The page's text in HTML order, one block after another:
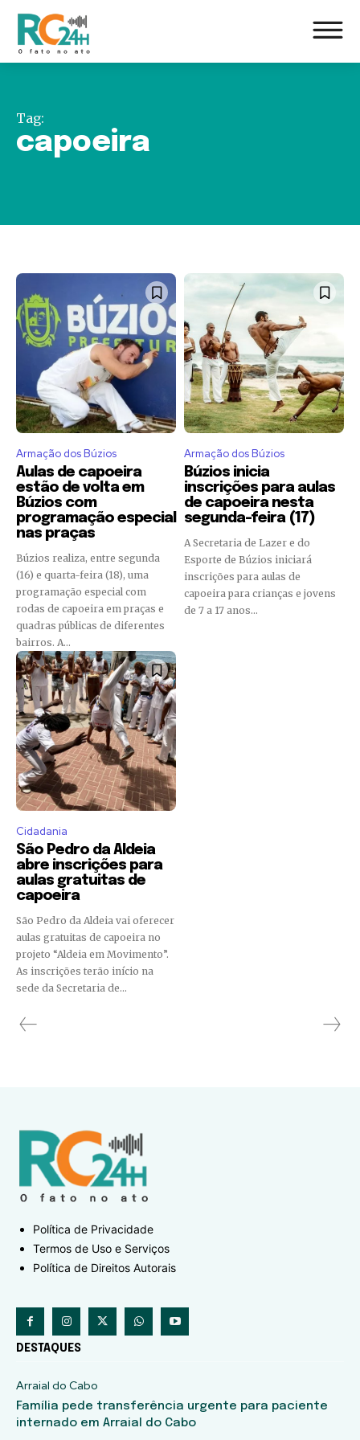
Tag:
capoeira
Armação dos Búzios
Aulas de capoeira
estão de volta em
Búzios com
programação especial
nas praças
Búzios realiza, entre segunda
(16) e quarta-feira (18), uma
programação especial com
rodas de capoeira em praças e
quadras públicas de diferentes
bairros. A...
Armação dos Búzios
Búzios inicia
inscrições para aulas
de capoeira nesta
segunda-feira (17)
A Secretaria de Lazer e do
Esporte de Búzios iniciará
inscrições para aulas de
capoeira para crianças e jovens
de 7 a 17 anos...
Cidadania
São Pedro da Aldeia
abre inscrições para
aulas gratuitas de
capoeira
São Pedro da Aldeia vai oferecer
aulas gratuitas de capoeira no
projeto “Aldeia em Movimento”.
As inscrições terão início na
sede da Secretaria de...
Política de Privacidade
Termos de Uso e Serviços
Política de Direitos Autorais
DESTAQUES
Arraial do Cabo
Família pede transferência urgente para paciente
internado em Arraial do Cabo